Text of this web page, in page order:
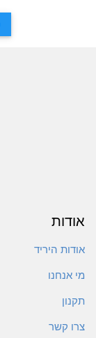
אודות
אודות היריד
מי אנחנו
תקנון
צרו קשר